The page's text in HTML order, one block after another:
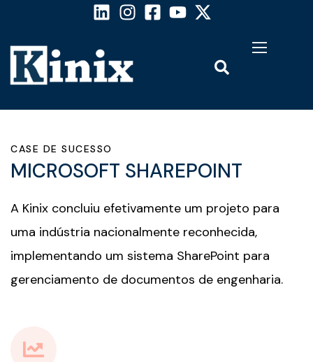
CASE DE SUCESSO
MICROSOFT SHAREPOINT
A Kinix concluiu efetivamente um projeto para
uma indústria nacionalmente reconhecida,
implementando um sistema SharePoint para
gerenciamento de documentos de engenharia.